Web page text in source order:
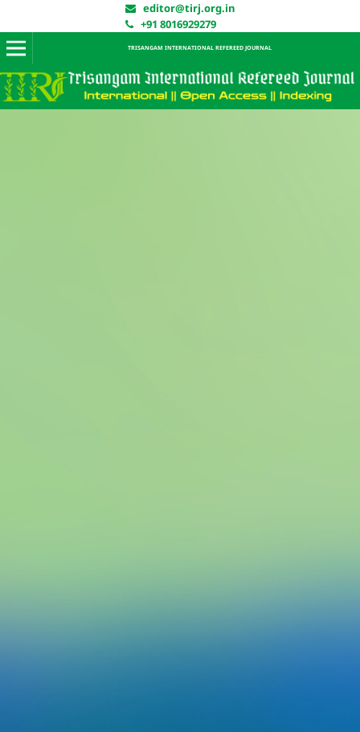
editor@tirj.org.in
+91 8016929279
TRISANGAM INTERNATIONAL REFEREED JOURNAL